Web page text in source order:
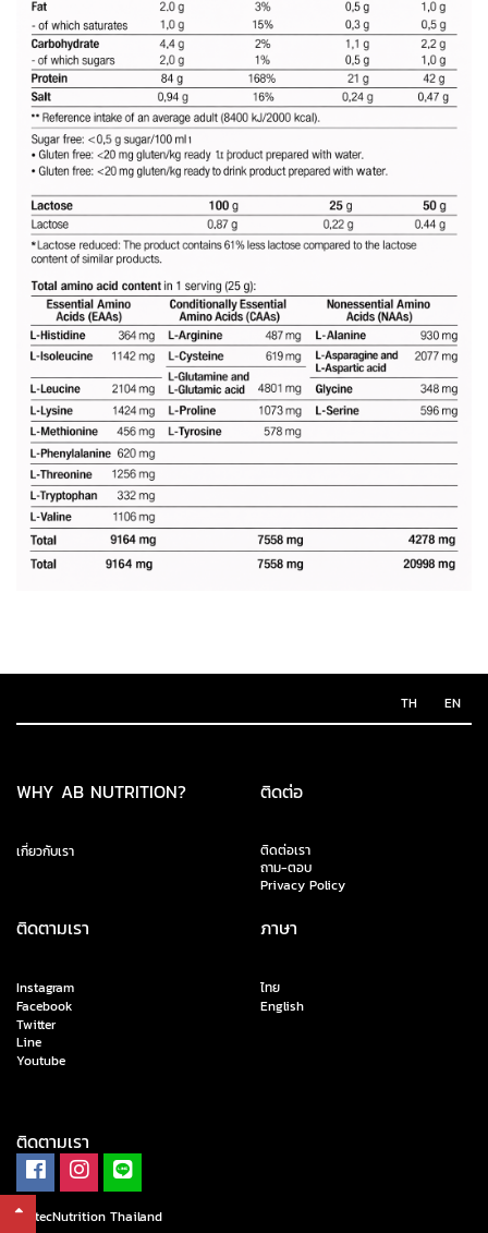
TH EN
WHY AB NUTRITION?
เกี่ยวกับเรา
ติดต่อ
ติดต่อเรา
ถาม-ตอบ
Privacy Policy
ติดตามเรา
Instagram
Facebook
Twitter
Line
Youtube
ภาษา
ไทย
English
ติดตามเรา
ScitecNutrition Thailand